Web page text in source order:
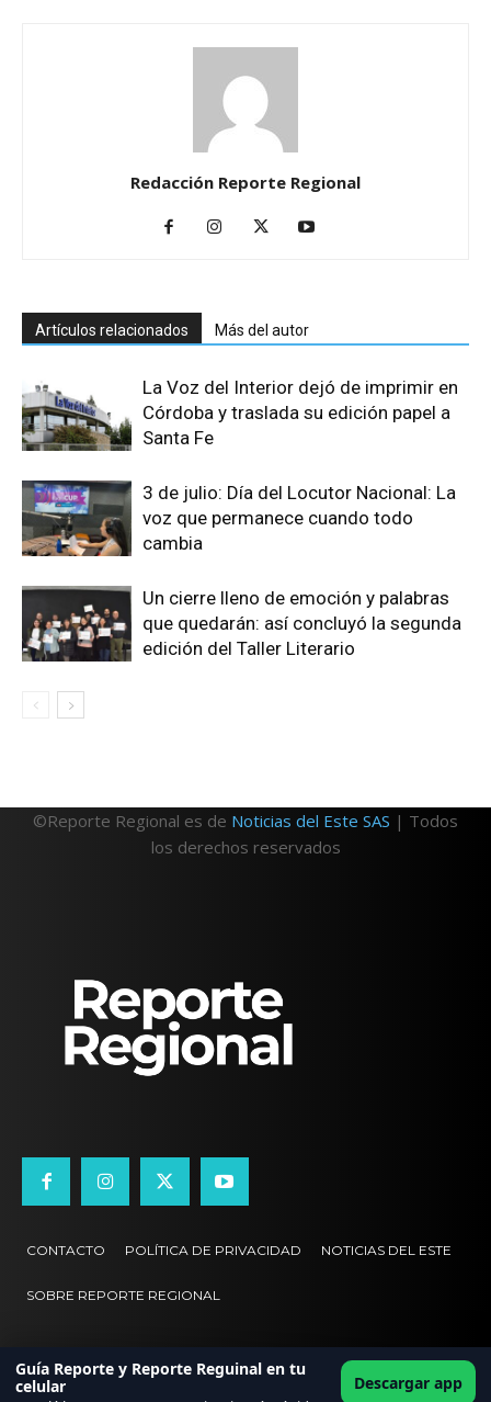
Redacción Reporte Regional
Artículos relacionados Más del autor
La Voz del Interior dejó de imprimir en
Córdoba y traslada su edición papel a
Santa Fe
3 de julio: Día del Locutor Nacional: La
voz que permanece cuando todo
cambia
Un cierre lleno de emoción y palabras
que quedarán: así concluyó la segunda
edición del Taller Literario
©Reporte Regional es de Noticias del Este SAS | Todos
los derechos reservados
CONTACTO POLÍTICA DE PRIVACIDAD NOTICIAS DEL ESTE
SOBRE REPORTE REGIONAL
Guía Reporte y Reporte Reguinal en tu
celular
Descargar app